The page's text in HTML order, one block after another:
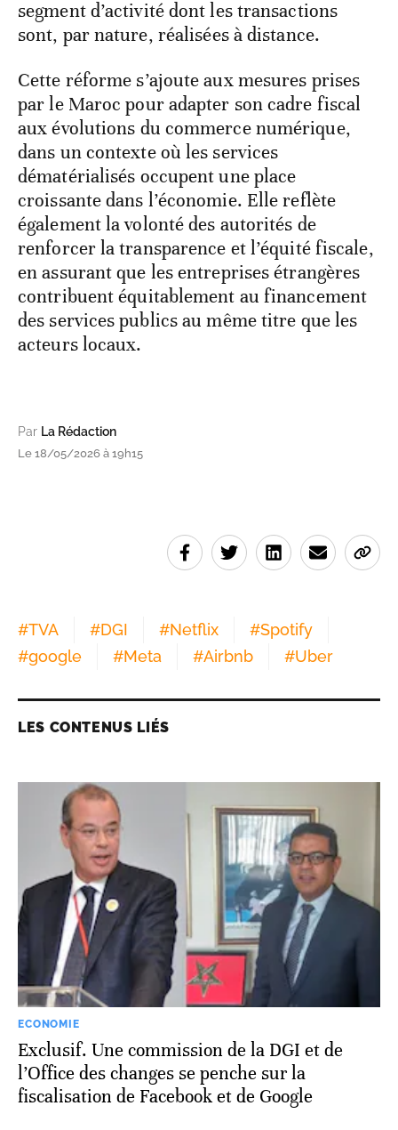
segment d’activité dont les transactions
sont, par nature, réalisées à distance.
Cette réforme s’ajoute aux mesures prises
par le Maroc pour adapter son cadre fiscal
aux évolutions du commerce numérique,
dans un contexte où les services
dématérialisés occupent une place
croissante dans l’économie. Elle reflète
également la volonté des autorités de
renforcer la transparence et l’équité fiscale,
en assurant que les entreprises étrangères
contribuent équitablement au financement
des services publics au même titre que les
acteurs locaux.
Par La Rédaction
Le 18/05/2026 à 19h15
#TVA #DGI #Netflix #Spotify
#google #Meta #Airbnb #Uber
LES CONTENUS LIÉS
ECONOMIE
Exclusif. Une commission de la DGI et de
l’Office des changes se penche sur la
fiscalisation de Facebook et de Google